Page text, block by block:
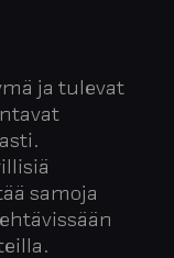
ja tulevat
samoja